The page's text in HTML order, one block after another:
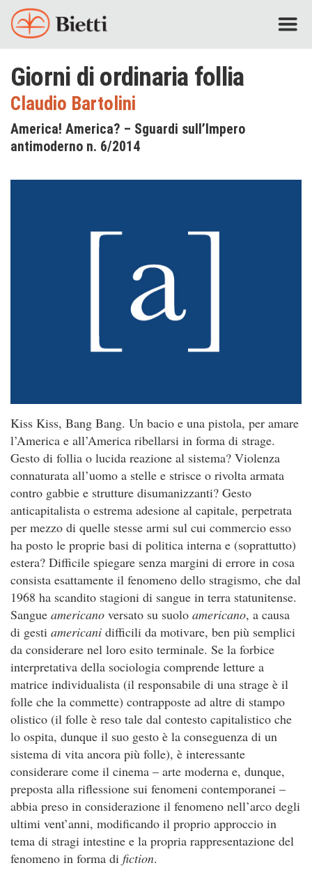
Giorni di ordinaria follia
Claudio Bartolini
America! America? – Sguardi sull’Impero
antimoderno n. 6/2014
Kiss Kiss, Bang Bang. Un bacio e una pistola, per amare
l’America e all’America ribellarsi in forma di strage.
Gesto di follia o lucida reazione al sistema? Violenza
connaturata all’uomo a stelle e strisce o rivolta armata
contro gabbie e strutture disumanizzanti? Gesto
anticapitalista o estrema adesione al capitale, perpetrata
per mezzo di quelle stesse armi sul cui commercio esso
ha posto le proprie basi di politica interna e (soprattutto)
estera? Difficile spiegare senza margini di errore in cosa
consista esattamente il fenomeno dello stragismo, che dal
1968 ha scandito stagioni di sangue in terra statunitense.
Sangue americano versato su suolo americano, a causa
di gesti americani difficili da motivare, ben più semplici
da considerare nel loro esito terminale. Se la forbice
interpretativa della sociologia comprende letture a
matrice individualista (il responsabile di una strage è il
folle che la commette) contrapposte ad altre di stampo
olistico (il folle è reso tale dal contesto capitalistico che
lo ospita, dunque il suo gesto è la conseguenza di un
sistema di vita ancora più folle), è interessante
considerare come il cinema – arte moderna e, dunque,
preposta alla riflessione sui fenomeni contemporanei –
abbia preso in considerazione il fenomeno nell’arco degli
ultimi vent’anni, modificando il proprio approccio in
tema di stragi intestine e la propria rappresentazione del
fenomeno in forma di fiction.